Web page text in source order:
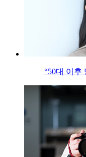
“50대 이후